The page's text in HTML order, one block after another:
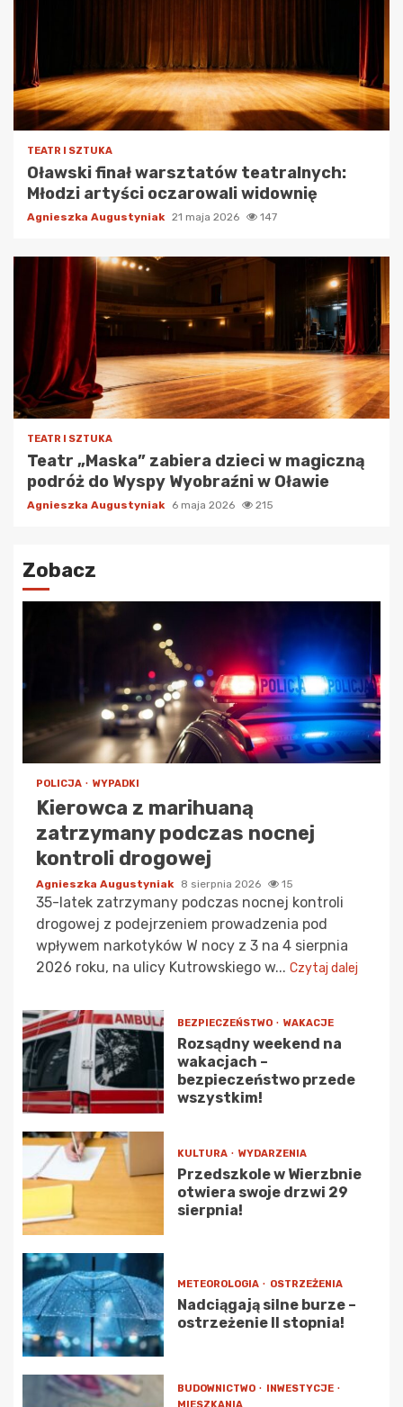
TEATR I SZTUKA
Oławski finał warsztatów teatralnych:
Młodzi artyści oczarowali widownię
Agnieszka Augustyniak 21 maja 2026 147
TEATR I SZTUKA
Teatr „Maska” zabiera dzieci w magiczną
podróż do Wyspy Wyobraźni w Oławie
Agnieszka Augustyniak 6 maja 2026 215
Zobacz
POLICJA WYPADKI
Kierowca z marihuaną
zatrzymany podczas nocnej
kontroli drogowej
Agnieszka Augustyniak 8 sierpnia 2026 15
35-latek zatrzymany podczas nocnej kontroli
drogowej z podejrzeniem prowadzenia pod
wpływem narkotyków W nocy z 3 na 4 sierpnia
2026 roku, na ulicy Kutrowskiego w... Czytaj dalej
BEZPIECZEŃSTWO WAKACJE
Rozsądny weekend na
wakacjach –
bezpieczeństwo przede
wszystkim!
KULTURA WYDARZENIA
Przedszkole w Wierzbnie
otwiera swoje drzwi 29
sierpnia!
METEOROLOGIA OSTRZEŻENIA
Nadciągają silne burze –
ostrzeżenie II stopnia!
BUDOWNICTWO
INWESTYCJE